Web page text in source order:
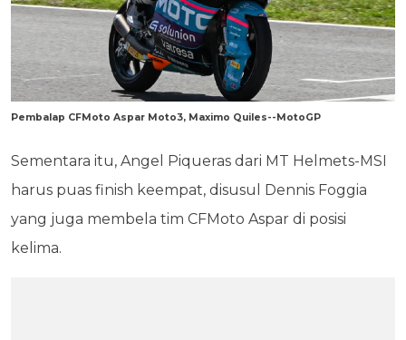
Pembalap CFMoto Aspar Moto3, Maximo Quiles--MotoGP
Sementara itu, Angel Piqueras dari MT Helmets-MSI
harus puas finish keempat, disusul Dennis Foggia
yang juga membela tim CFMoto Aspar di posisi
kelima.